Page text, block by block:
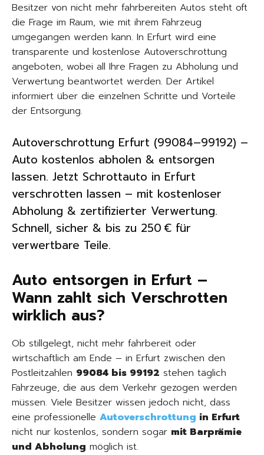
Besitzer von nicht mehr fahrbereiten Autos steht oft
die Frage im Raum, wie mit ihrem Fahrzeug
umgegangen werden kann. In Erfurt wird eine
transparente und kostenlose Autoverschrottung
angeboten, wobei all Ihre Fragen zu Abholung und
Verwertung beantwortet werden. Der Artikel
informiert über die einzelnen Schritte und Vorteile
der Entsorgung.
Autoverschrottung Erfurt (99084–99192) –
Auto kostenlos abholen & entsorgen
lassen. Jetzt Schrottauto in Erfurt
verschrotten lassen – mit kostenloser
Abholung & zertifizierter Verwertung.
Schnell, sicher & bis zu 250 € für
verwertbare Teile.
Auto entsorgen in Erfurt –
Wann zahlt sich Verschrotten
wirklich aus?
Ob stillgelegt, nicht mehr fahrbereit oder
wirtschaftlich am Ende – in Erfurt zwischen den
Postleitzahlen 99084 bis 99192 stehen täglich
Fahrzeuge, die aus dem Verkehr gezogen werden
müssen. Viele Besitzer wissen jedoch nicht, dass
eine professionelle Autoverschrottung in Erfurt
nicht nur kostenlos, sondern sogar mit Barprämie
und Abholung möglich ist.